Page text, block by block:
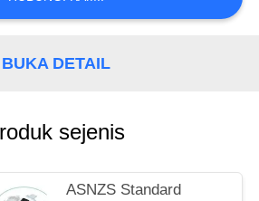
BUKA DETAIL
sejenis
ASNZS Standard